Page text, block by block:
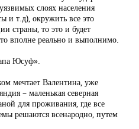
слоях населения
и т.д), окружить все это
страны, то это и будет
вполне реально и выполнимо.
Юсуф».
мечтает Валентина, уже
– маленькая северная
для проживания, где все
решаются всенародно, путем